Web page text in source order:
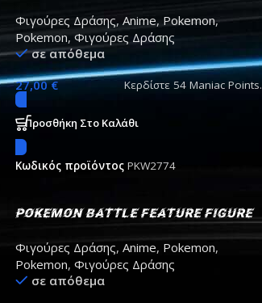
Φιγούρες Δράσης, Anime, Pokemon,
Pokemon, Φιγούρες Δράσης
σε απόθεμα
27,00€ Κερδίστε 54 Maniac Points.
Προσθήκη Στο Καλάθι
Κωδικός προϊόντος PKW2774
Pokemon Battle Feature Figure
Φιγούρες Δράσης, Anime, Pokemon,
Pokemon, Φιγούρες Δράσης
σε απόθεμα